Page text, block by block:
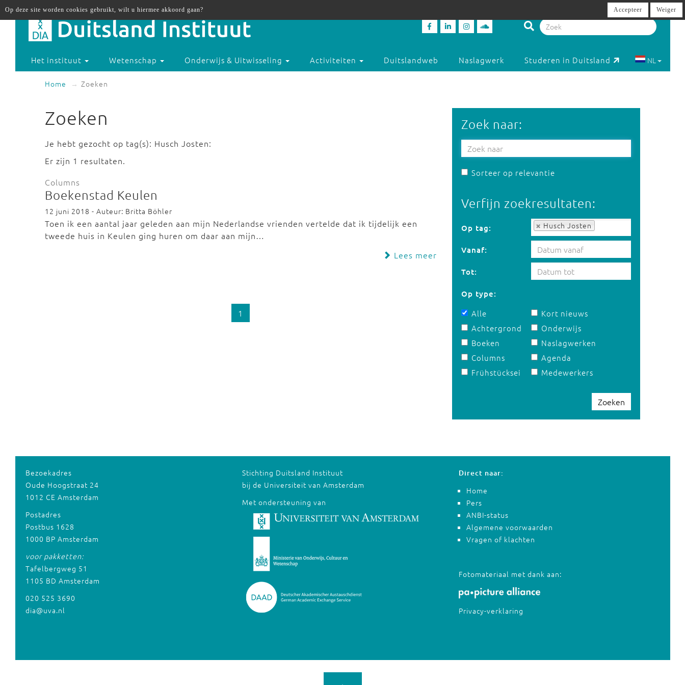
Het instituut Wetenschap Onderwijs & Uitwisseling Activiteiten Duitslandweb Naslagwerk Studeren in Duitsland NL
Home Zoeken
Zoeken
Je hebt gezocht op tag(s): Husch Josten:
Er zijn 1 resultaten.
Columns
Boekenstad Keulen
12 juni 2018 - Auteur: Britta Böhler
Toen ik een aantal jaar geleden aan mijn Nederlandse vrienden vertelde dat ik tijdelijk een
tweede huis in Keulen ging huren om daar aan mijn…
Lees meer
1
Zoek naar:
Sorteer op relevantie
Verfijn zoekresultaten:
Op tag: Husch Josten
Op tag:
Vanaf:
Tot:
Op type:
Alle
Achtergrond
Boeken
Columns
Frühstücksei
Kort nieuws
Onderwijs
Naslagwerken
Agenda
Medewerkers
Zoeken
Bezoekadres
Oude Hoogstraat 24
1012 CE Amsterdam
Postadres
Postbus 1628
1000 BP Amsterdam
voor pakketten:
Tafelbergweg 51
1105 BD Amsterdam
020 525 3690
dia@uva.nl
Stichting Duitsland Instituut
bij de Universiteit van Amsterdam
Met ondersteuning van
Direct naar:
Home
Pers
ANBI-status
Algemene voorwaarden
Vragen of klachten
Fotomateriaal met dank aan:
Privacy-verklaring
Op deze site worden cookies gebruikt, wilt u hiermee akkoord gaan? Accepteer Weiger